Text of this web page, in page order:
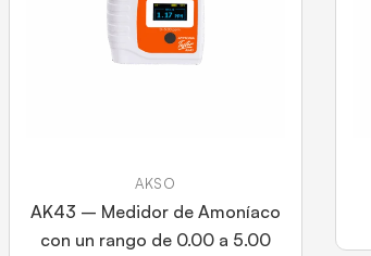
AKSO
AK43 – Medidor de Amoníaco
con un rango de 0.00 a 5.00